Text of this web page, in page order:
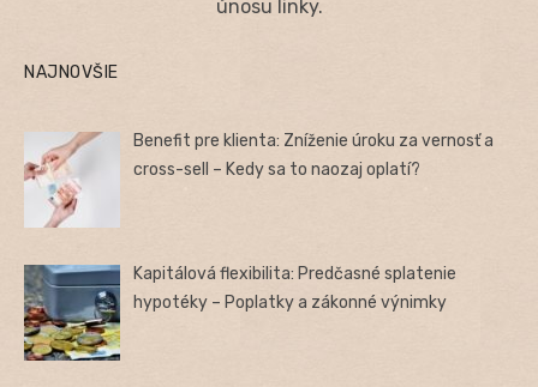
únosu linky.
NAJNOVŠIE
Benefit pre klienta: Zníženie úroku za vernosť a
cross-sell – Kedy sa to naozaj oplatí?
Kapitálová flexibilita: Predčasné splatenie
hypotéky – Poplatky a zákonné výnimky